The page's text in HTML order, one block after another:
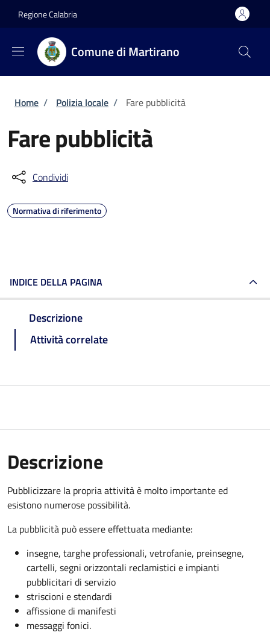
Regione Calabria
Comune di Martirano
Briciole di pane
Home / Polizia locale / Fare pubblicità
Fare pubblicità
Condividi
Normativa di riferimento
INDICE DELLA PAGINA
Descrizione
Attività correlate
Descrizione
Pubblicizzare la propria attività è molto importante ed
esistono numerose possibilità.
La pubblicità può essere effettuata mediante:
insegne, targhe professionali, vetrofanie, preinsegne,
cartelli, segni orizzontali reclamistici e impianti
pubblicitari di servizio
striscioni e stendardi
affissione di manifesti
messaggi fonici.